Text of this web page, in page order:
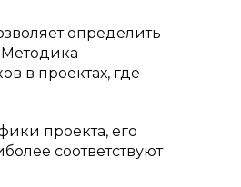
определить
Методика
в проектах, где
проекта, его
соответствуют